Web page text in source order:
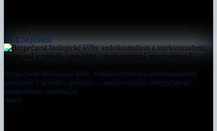
přejít na projekt
Bezpečnost biologické léčby vedolizumabem a ustekinumabem
podávané v průběhu gravidity – multicentrická retrospektivně-
prospektivní observační
studie